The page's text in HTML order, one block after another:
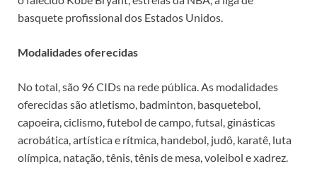
basquete profissional dos Estados Unidos.
Modalidades oferecidas
No total, são 96 CIDs na rede pública. As modalidades
oferecidas são atletismo, badminton, basquetebol,
capoeira, ciclismo, futebol de campo, futsal, ginásticas
acrobática, artística e rítmica, handebol, judô, karatê, luta
olímpica, natação, tênis, tênis de mesa, voleibol e xadrez.